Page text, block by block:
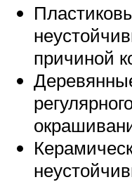
причиной